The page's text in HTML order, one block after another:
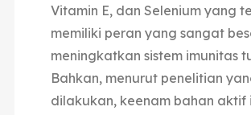
Vitamin E, dan Selenium yang
memiliki peran yang sangat
meningkatkan sistem imunitas
Bahkan, menurut penelitian
dilakukan, keenam bahan aktif